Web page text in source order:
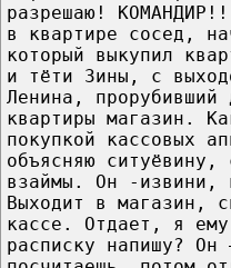
разрешаю!
в квартире сосед,
который выкупил
и тёти Зины, с
Ленина,
квартиры магазин.
покупкой кассовых
объясняю ситуёвину,
взаймы. Он -извини,
Выходит в магазин,
кассе. Отдает, я
расписку напишу?